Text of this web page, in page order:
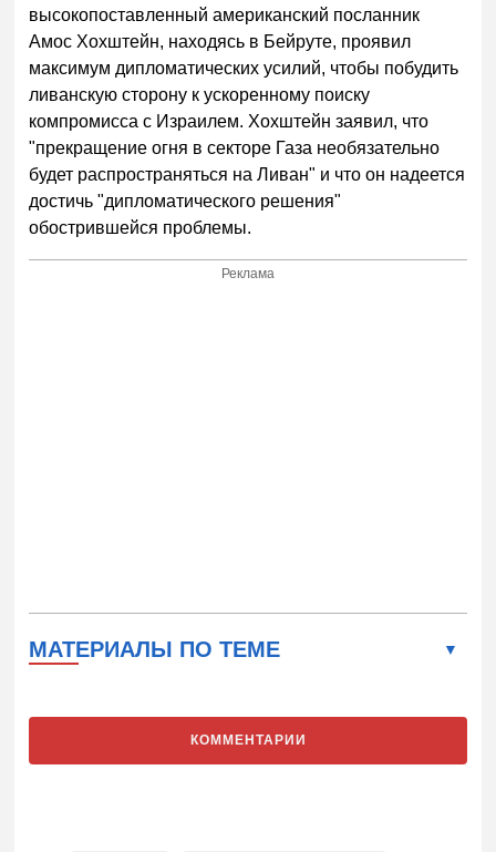
высокопоставленный американский посланник
Амос Хохштейн, находясь в Бейруте, проявил
максимум дипломатических усилий, чтобы побудить
ливанскую сторону к ускоренному поиску
компромисса с Израилем. Хохштейн заявил, что
"прекращение огня в секторе Газа необязательно
будет распространяться на Ливан" и что он надеется
достичь "дипломатического решения"
обострившейся проблемы.
Реклама
МАТЕРИАЛЫ ПО ТЕМЕ
КОММЕНТАРИИ